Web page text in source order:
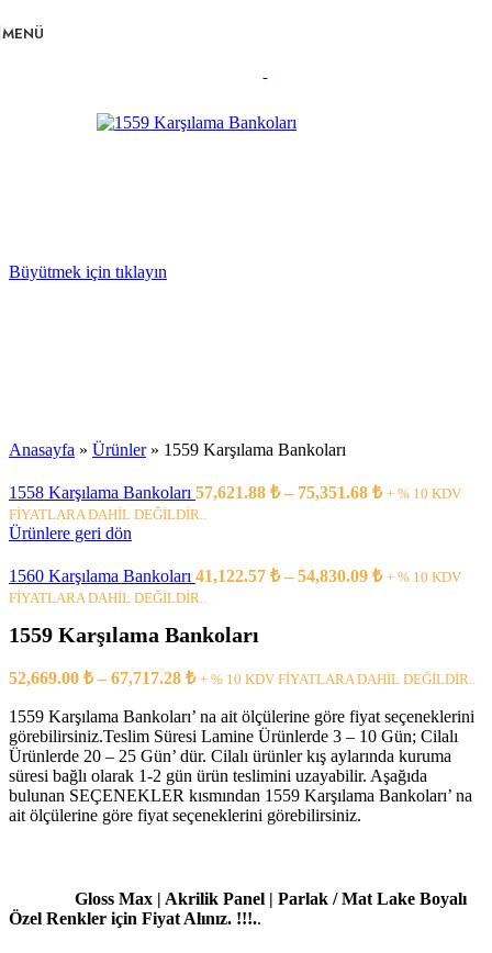
MENÜ
Büyütmek için tıklayın
Anasayfa » Ürünler» 1559 Karşılama Bankoları
1558 Karşılama Bankoları 57,621.88 ₺ – 75,351.68 ₺ + % 10 KDV
FİYATLARA DAHİL DEĞİLDİR..
Ürünlere geri dön
1560 Karşılama Bankoları 41,122.57 ₺ – 54,830.09 ₺ + % 10 KDV
FİYATLARA DAHİL DEĞİLDİR..
1559 Karşılama Bankoları
52,669.00 ₺ – 67,717.28 ₺ + % 10 KDV FİYATLARA DAHİL DEĞİLDİR..
1559 Karşılama Bankoları’ na ait ölçülerine göre fiyat seçeneklerini
görebilirsiniz.Teslim Süresi Lamine Ürünlerde 3 – 10 Gün; Cilalı
Ürünlerde 20 – 25 Gün’ dür. Cilalı ürünler kış aylarında kuruma
süresi bağlı olarak 1-2 gün ürün teslimini uzayabilir. Aşağıda
bulunan SEÇENEKLER kısmından 1559 Karşılama Bankoları’ na
ait ölçülerine göre fiyat seçeneklerini görebilirsiniz.
Gloss Max | Akrilik Panel | Parlak / Mat Lake Boyalı
Özel Renkler için Fiyat Alınız. !!!..